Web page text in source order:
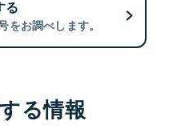
る
をお調べします。
る情報